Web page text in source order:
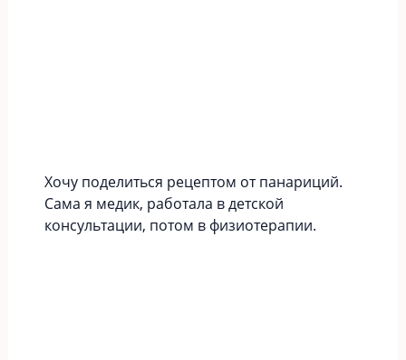
Хочу поделиться рецептом от панариций.
Сама я медик, работала в детской
консультации, потом в физиотерапии.